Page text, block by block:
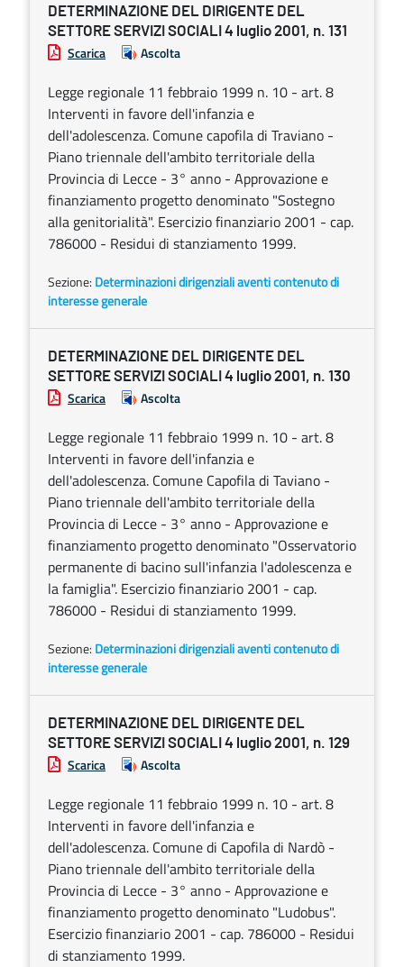
DETERMINAZIONE DEL DIRIGENTE DEL
SETTORE SERVIZI SOCIALI 4 luglio 2001, n. 131
Scarica Ascolta
Legge regionale 11 febbraio 1999 n. 10 - art. 8
Interventi in favore dell'infanzia e
dell'adolescenza. Comune capofila di Traviano -
Piano triennale dell'ambito territoriale della
Provincia di Lecce - 3° anno - Approvazione e
finanziamento progetto denominato "Sostegno
alla genitorialità". Esercizio finanziario 2001 - cap.
786000 - Residui di stanziamento 1999.
Sezione: Determinazioni dirigenziali aventi contenuto di
interesse generale
DETERMINAZIONE DEL DIRIGENTE DEL
SETTORE SERVIZI SOCIALI 4 luglio 2001, n. 130
Scarica Ascolta
Legge regionale 11 febbraio 1999 n. 10 - art. 8
Interventi in favore dell'infanzia e
dell'adolescenza. Comune Capofila di Taviano -
Piano triennale dell'ambito territoriale della
Provincia di Lecce - 3° anno - Approvazione e
finanziamento progetto denominato "Osservatorio
permanente di bacino sull'infanzia l'adolescenza e
la famiglia". Esercizio finanziario 2001 - cap.
786000 - Residui di stanziamento 1999.
Sezione: Determinazioni dirigenziali aventi contenuto di
interesse generale
DETERMINAZIONE DEL DIRIGENTE DEL
SETTORE SERVIZI SOCIALI 4 luglio 2001, n. 129
Scarica Ascolta
Legge regionale 11 febbraio 1999 n. 10 - art. 8
Interventi in favore dell'infanzia e
dell'adolescenza. Comune di Capofila di Nardò -
Piano triennale dell'ambito territoriale della
Provincia di Lecce - 3° anno - Approvazione e
finanziamento progetto denominato "Ludobus".
Esercizio finanziario 2001 - cap. 786000 - Residui
di stanziamento 1999.